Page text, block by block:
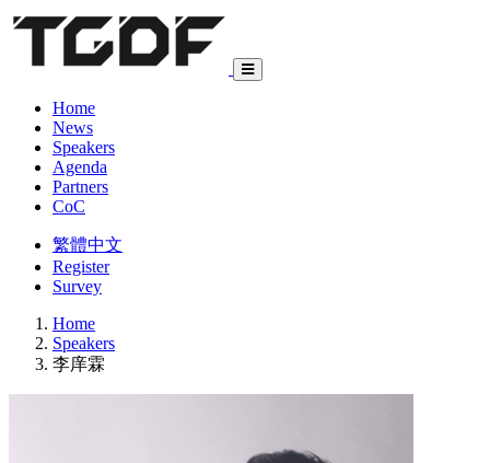
Home
News
Speakers
Agenda
Partners
CoC
繁體中文
Register
Survey
Home
Speakers
李庠霖